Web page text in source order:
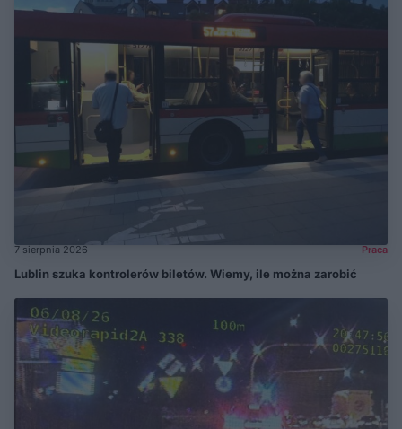
7 sierpnia 2026 Praca
Lublin szuka kontrolerów biletów. Wiemy, ile można zarobić